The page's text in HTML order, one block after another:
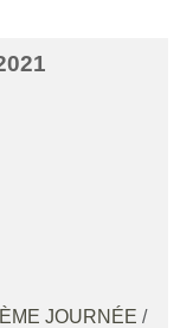
JOURNÉE /